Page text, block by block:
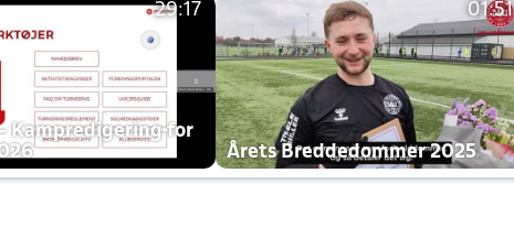
29:17
Kampredigering for
01:51
Årets Breddedommer 2025